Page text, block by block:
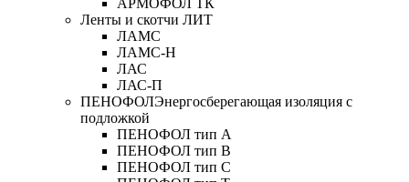
АРМОФОЛ ТК
Ленты и скотчи ЛИТ
ЛАМС
ЛАМС-Н
ЛАС
ЛАС-П
ПЕНОФОЛЭнергосберегающая изоляция с
подложкой
ПЕНОФОЛ тип А
ПЕНОФОЛ тип B
ПЕНОФОЛ тип C